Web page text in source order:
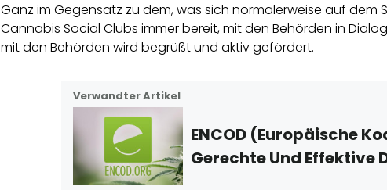
Ganz im Gegensatz zu dem, was sich normalerweise auf dem
Cannabis Social Clubs immer bereit, mit den Behörden in
mit den Behörden wird begrüßt und aktiv gefördert.
Verwandter Artikel
ENCOD (Europäische
Gerechte Und Effektive